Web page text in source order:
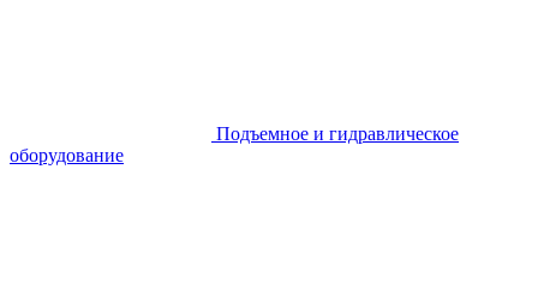
Подъемное и гидравлическое
оборудование